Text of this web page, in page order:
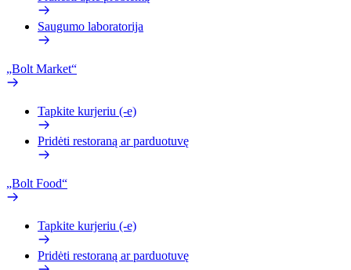
Saugumo laboratorija
„Bolt Market“
Tapkite kurjeriu (-e)
Pridėti restoraną ar parduotuvę
„Bolt Food“
Tapkite kurjeriu (-e)
Pridėti restoraną ar parduotuvę